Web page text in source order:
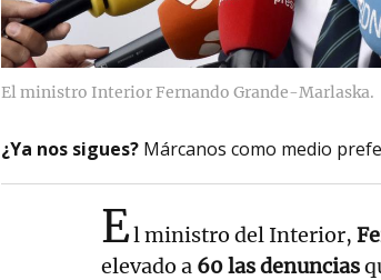
El ministro Interior Fernando Grande-Marlaska.
¿Ya nos sigues? Márcanos como medio
El ministro del Interior,
elevado a 60 las denuncias